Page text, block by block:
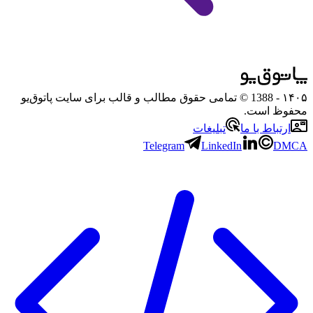
۱۴۰۵
- 1388 © تمامی حقوق مطالب و قالب برای سایت پاتوق‌یو
محفوظ است.
ارتباط با ما
تبلیغات
Telegram
LinkedIn DMCA